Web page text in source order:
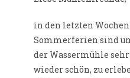
in den letzten
Sommerferien sind
der Wassermühle
wieder schön, zu